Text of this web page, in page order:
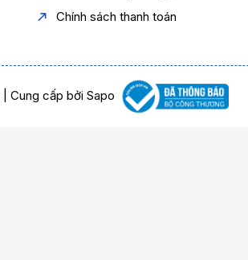
Chính sách thanh toán
Cung cấp bởi Sapo